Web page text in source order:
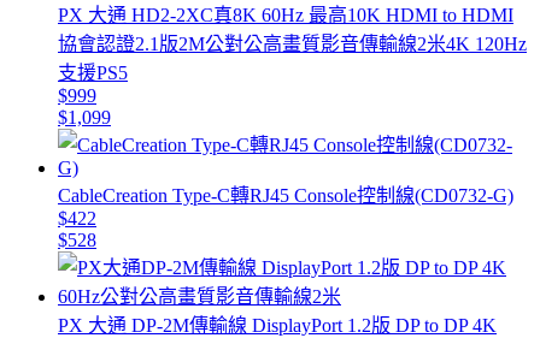
PX 大通 HD2-2XC真8K 60Hz 最高10K HDMI to HDMI
協會認證2.1版2M公對公高畫質影音傳輸線2米4K 120Hz
支援PS5
$999
$1,099
CableCreation Type-C轉RJ45 Console控制線(CD0732-G)
$422
$528
PX 大通 DP-2M傳輸線 DisplayPort 1.2版 DP to DP 4K